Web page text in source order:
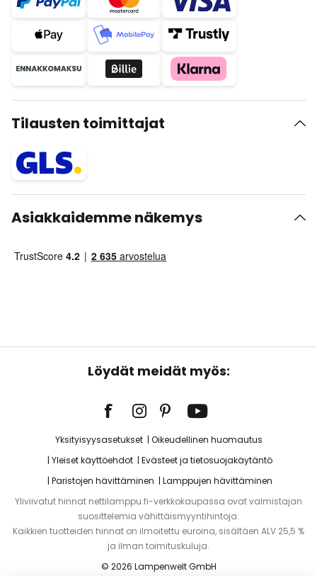
Tilausten toimittajat
Asiakkaidemme näkemys
Löydät meidät myös:
Yksityisyysasetukset
Oikeudellinen huomautus
Yleiset käyttöehdot
Evästeet ja tietosuojakäytäntö
Paristojen hävittäminen
Lamppujen hävittäminen
Yliviivatut hinnat nettilamppu.fi-verkkokaupassa ovat valmistajan
suosittelemia vähittäismyyntihintoja.
Kaikkien tuotteiden hinnat on ilmoitettu euroina, sisältäen ALV 25,5 %
ja ilman toimituskuluja.
© 2026 Lampenwelt GmbH